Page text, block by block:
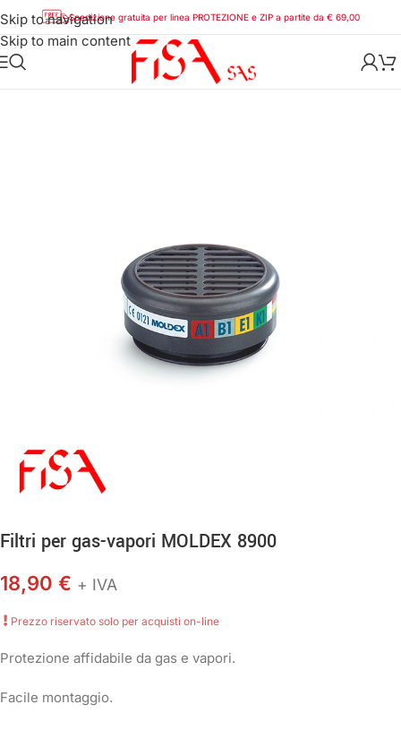
Skip to navigation
Skip to main content
Spedizione gratuita per linea PROTEZIONE e ZIP a partite da € 69,00
Maschere
Filtri per gas-vapori MOLDEX 8900
18,90 € + IVA
Prezzo riservato solo per acquisti on-line
Protezione affidabile da gas e vapori.
Facile montaggio.